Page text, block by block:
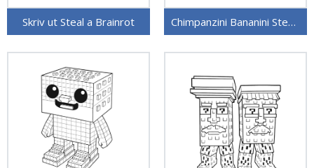
Skriv ut Steal a Brainrot Chimpanzini Bananini Steal a Brainrot